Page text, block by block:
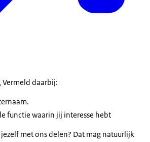
Vermeld daarbij:
functie waarin jij interesse hebt
met ons delen? Dat mag natuurlijk